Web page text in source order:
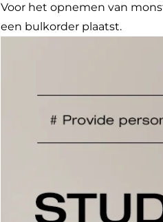
Voor het opnemen van
een bulkorder plaatst.